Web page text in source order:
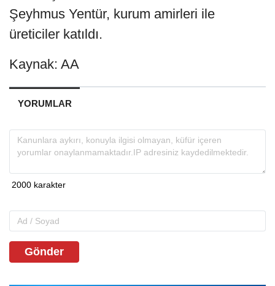
Şeyhmus Yentür, kurum amirleri ile
üreticiler katıldı.
Kaynak: AA
YORUMLAR
Gönder